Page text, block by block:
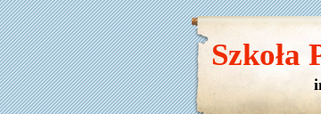
Szkoła